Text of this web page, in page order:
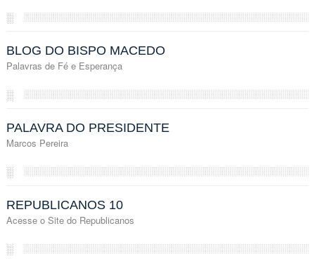
░
BLOG DO BISPO MACEDO
Palavras de Fé e Esperança
░
PALAVRA DO PRESIDENTE
Marcos Pereira
░
REPUBLICANOS 10
Acesse o Site do Republicanos
░